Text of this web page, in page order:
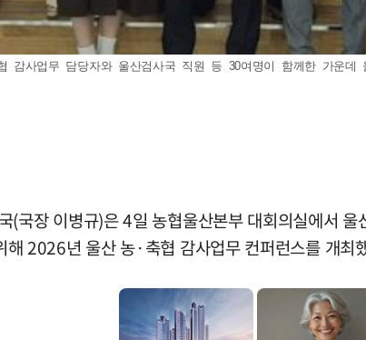
감사업무 담당자와 울산검사국 직원 등 30여명이 함께한 가운
국장 이병규)은 4일 농협울산본부 대회의실에서
2026년 울산 농·축협 감사업무 컨퍼런스를 개최